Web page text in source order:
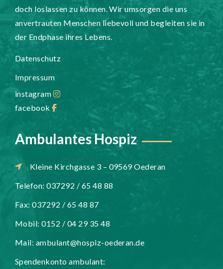
doch loslassen zu können. Wir umsorgen die uns
anvertrauten Menschen liebevoll und begleiten sie in
der Endphase ihres Lebens.
Datenschutz
Impressum
instagram
facebook
Ambulantes Hospiz
Kleine Kirchgasse 3 – 09569 Oederan
Telefon: 037292 / 65 48 88
Fax: 037292 / 65 48 87
Mobil: 0152 / 04 29 35 48
Mail: ambulant@hospiz-oederan.de
Spendenkonto ambulant: